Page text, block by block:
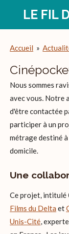
Passer
principal
LE FIL
Accueil »
Nous sommes
avec vous. Notre
d'être contactée
participer à un
métrage destiné
domicile.
Une
Ce projet, intitulé
Films du Delta et
Unis-Cité ,